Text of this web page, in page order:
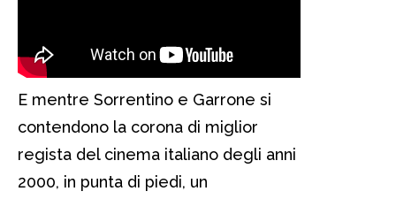
E mentre Sorrentino e Garrone si
contendono la corona di miglior
regista del cinema italiano degli anni
2000, in punta di piedi, un